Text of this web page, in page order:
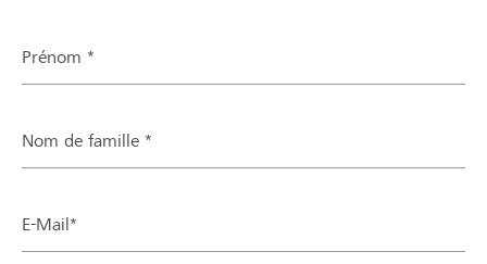
Prénom *
Nom de famille *
E-Mail*